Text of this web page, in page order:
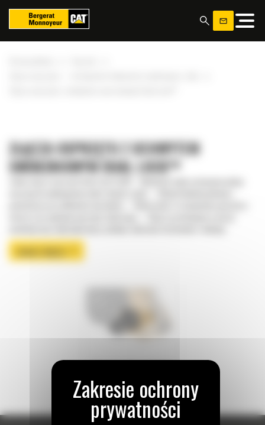
ZŁĄCZA OSPRZĘTU Z UCHWYTEM
SWORZNIOWYM DUAL LOCK™
Panel zarządzania plikami cookies